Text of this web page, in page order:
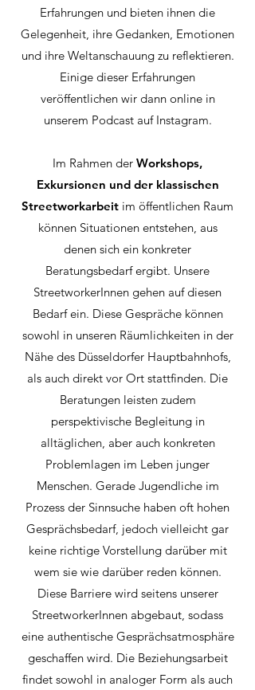
Erfahrungen und bieten ihnen die
Gelegenheit, ihre Gedanken, Emotionen
und ihre Weltanschauung zu reflektieren.
Einige dieser Erfahrungen
veröffentlichen wir dann online in
unserem Podcast auf Instagram.
Im Rahmen der Workshops,
Exkursionen und der klassischen
Streetworkarbeit im öffentlichen Raum
können Situationen entstehen, aus
denen sich ein konkreter
Beratungsbedarf ergibt. Unsere
StreetworkerInnen gehen auf diesen
Bedarf ein. Diese Gespräche können
sowohl in unseren Räumlichkeiten in der
Nähe des Düsseldorfer Hauptbahnhofs,
als auch direkt vor Ort stattfinden. Die
Beratungen leisten zudem
perspektivische Begleitung in
alltäglichen, aber auch konkreten
Problemlagen im Leben junger
Menschen. Gerade Jugendliche im
Prozess der Sinnsuche haben oft hohen
Gesprächsbedarf, jedoch vielleicht gar
keine richtige Vorstellung darüber mit
wem sie wie darüber reden können.
Diese Barriere wird seitens unserer
StreetworkerInnen abgebaut, sodass
eine authentische Gesprächsatmosphäre
geschaffen wird. Die Beziehungsarbeit
findet sowohl in analoger Form als auch